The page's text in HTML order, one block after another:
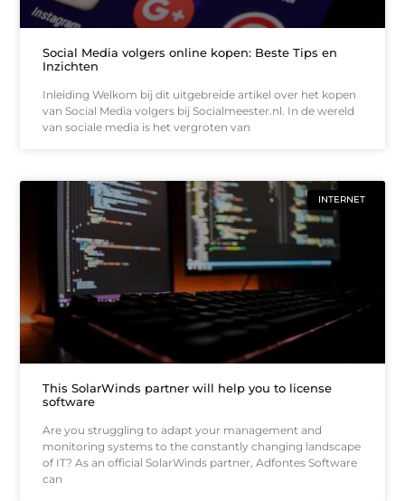
Social Media volgers online kopen: Beste Tips en
Inzichten
Inleiding Welkom bij dit uitgebreide artikel over het kopen
van Social Media volgers bij Socialmeester.nl. In de wereld
van sociale media is het vergroten van
INTERNET
This SolarWinds partner will help you to license
software
Are you struggling to adapt your management and
monitoring systems to the constantly changing landscape
of IT? As an official SolarWinds partner, Adfontes Software
can